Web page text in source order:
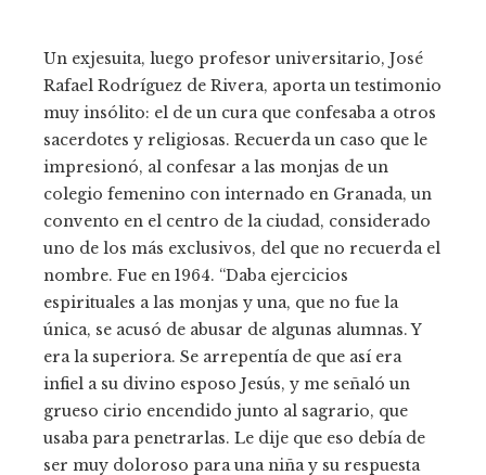
Un exjesuita, luego profesor universitario, José
Rafael Rodríguez de Rivera, aporta un testimonio
muy insólito: el de un cura que confesaba a otros
sacerdotes y religiosas. Recuerda un caso que le
impresionó, al confesar a las monjas de un
colegio femenino con internado en Granada, un
convento en el centro de la ciudad, considerado
uno de los más exclusivos, del que no recuerda el
nombre. Fue en 1964. “Daba ejercicios
espirituales a las monjas y una, que no fue la
única, se acusó de abusar de algunas alumnas. Y
era la superiora. Se arrepentía de que así era
infiel a su divino esposo Jesús, y me señaló un
grueso cirio encendido junto al sagrario, que
usaba para penetrarlas. Le dije que eso debía de
ser muy doloroso para una niña y su respuesta